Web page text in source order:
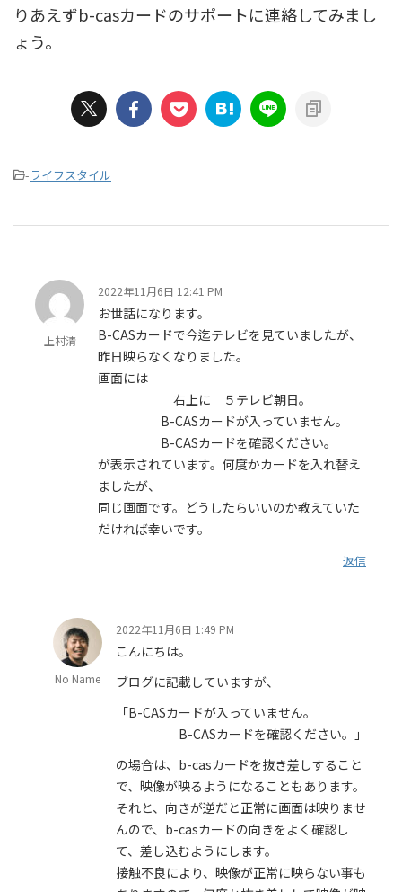
りあえずb-casカードのサポートに連絡してみまし
ょう。
-ライフスタイル
上村清
2022年11月6日 12:41 PM
お世話になります。
B-CASカードで今迄テレビを見ていましたが、
昨日映らなくなりました。
画面には
右上に ５テレビ朝日。
B-CASカードが入っていません。
B-CASカードを確認ください。
が表示されています。何度かカードを入れ替え
ましたが、
同じ画面です。どうしたらいいのか教えていた
だければ幸いです。
返信
No Name
2022年11月6日 1:49 PM
こんにちは。
ブログに記載していますが、
「B-CASカードが入っていません。
B-CASカードを確認ください。」
の場合は、b-casカードを抜き差しすること
で、映像が映るようになることもあります。
それと、向きが逆だと正常に画面は映りませ
んので、b-casカードの向きをよく確認し
て、差し込むようにします。
接触不良により、映像が正常に映らない事も